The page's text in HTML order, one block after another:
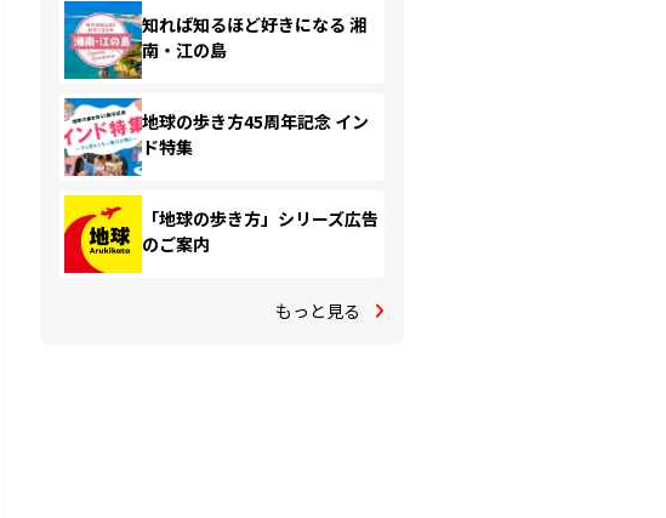
知れば知るほど好きになる 湘
南・江の島
地球の歩き方45周年記念 イン
ド特集
「地球の歩き方」シリーズ広告
のご案内
もっと見る